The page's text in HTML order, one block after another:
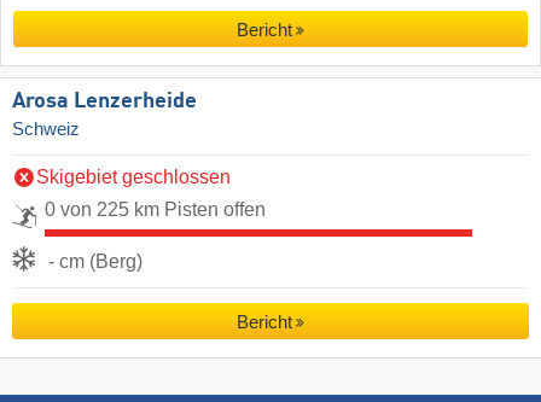
Bericht
Arosa Lenzerheide
Schweiz
Skigebiet geschlossen
0 von 225 km Pisten offen
- cm (Berg)
Bericht